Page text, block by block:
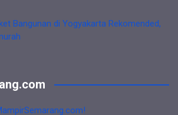
Bangunan di Yogyakarta Rekomended,